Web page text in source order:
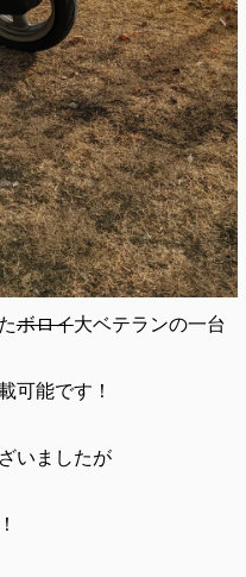
ボロイ大ベテランの一台
可能です！
いましたが